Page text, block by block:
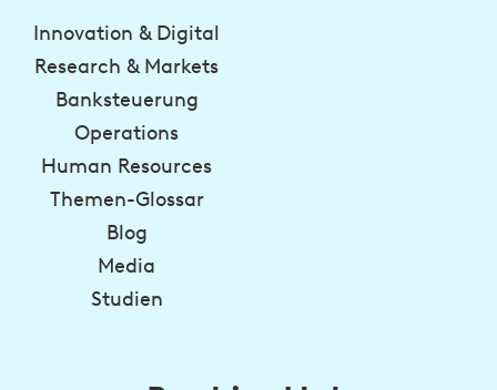
Innovation & Digital
Research & Markets
Banksteuerung
Operations
Human Resources
Themen-Glossar
Blog
Media
Studien